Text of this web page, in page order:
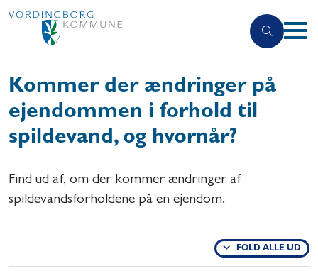
Kommer der ændringer på
ejendommen i forhold til
spildevand, og hvornår?
Find ud af, om der kommer ændringer af
spildevandsforholdene på en ejendom.
FOLD ALLE UD